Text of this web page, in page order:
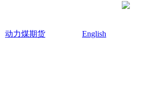
动力煤期货
English